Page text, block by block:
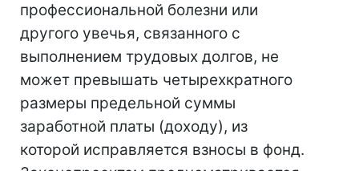
профессиональной болезни или
другого увечья, связанного с
выполнением трудовых долгов, не
может превышать четырехкратного
размеры предельной суммы
заработной платы (доходу), из
которой исправляется взносы в фонд.